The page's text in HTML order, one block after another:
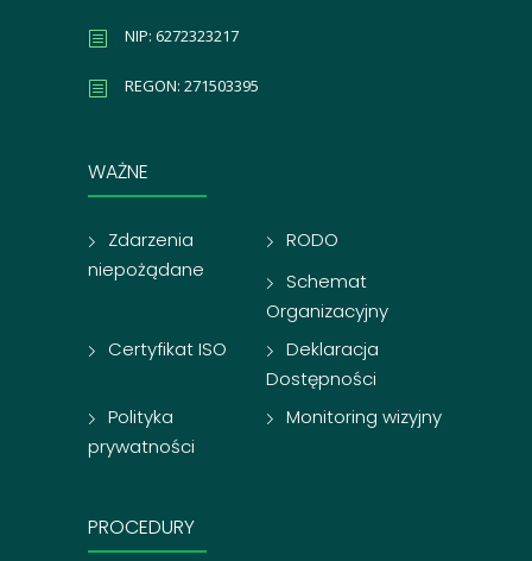
NIP: 6272323217
REGON: 271503395
WAŻNE
Zdarzenia
niepożądane
RODO
Schemat
Organizacyjny
Certyfikat ISO
Deklaracja
Dostępności
Polityka
prywatności
Monitoring wizyjny
PROCEDURY